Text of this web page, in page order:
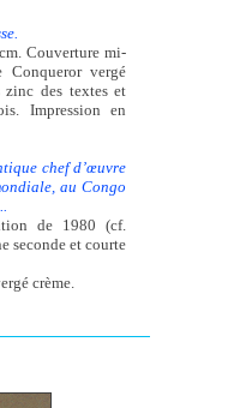
Couverture mi-
Conqueror vergé
zinc des textes et
Impression en
chef d’œuvre
au Congo
de 1980 (cf.
seconde et courte
crème.